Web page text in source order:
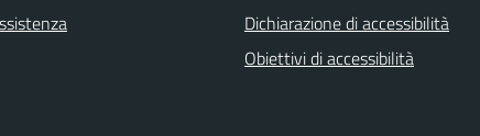
Dichiarazione di accessibilità
Obiettivi di accessibilità